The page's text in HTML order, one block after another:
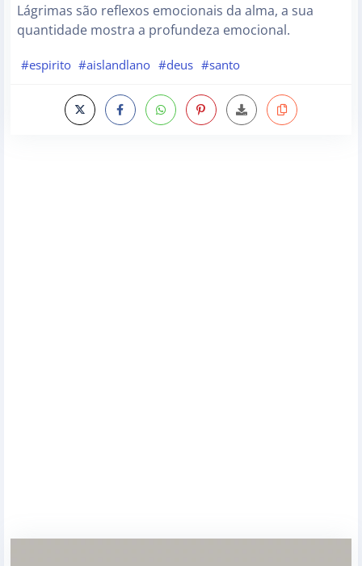
Lágrimas são reflexos emocionais da alma, a sua
quantidade mostra a profundeza emocional.
#espirito #aislandlano #deus #santo